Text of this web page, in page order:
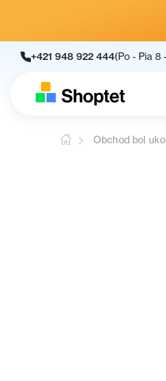
+421 948 922 444(Po - Pia 8
Obchod bol